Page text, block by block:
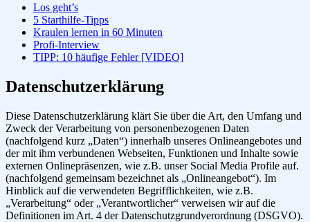
Los geht’s
5 Starthilfe-Tipps
Kraulen lernen in 60 Minuten
Profi-Interview
TIPP: 10 häufige Fehler [VIDEO]
Datenschutzerklärung
Diese Datenschutzerklärung klärt Sie über die Art, den Umfang und
Zweck der Verarbeitung von personenbezogenen Daten
(nachfolgend kurz „Daten“) innerhalb unseres Onlineangebotes und
der mit ihm verbundenen Webseiten, Funktionen und Inhalte sowie
externen Onlinepräsenzen, wie z.B. unser Social Media Profile auf.
(nachfolgend gemeinsam bezeichnet als „Onlineangebot“). Im
Hinblick auf die verwendeten Begrifflichkeiten, wie z.B.
„Verarbeitung“ oder „Verantwortlicher“ verweisen wir auf die
Definitionen im Art. 4 der Datenschutzgrundverordnung (DSGVO).